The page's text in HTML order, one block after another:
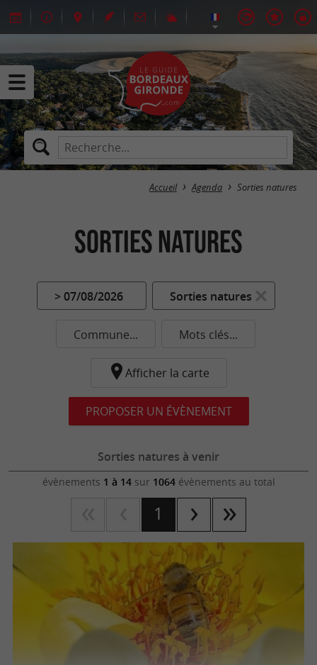
Accueil Agenda Sorties natures
Sorties natures
> 07/08/2026 Sorties natures
Commune... Mots clés...
Afficher la carte
PROPOSER UN ÉVÈNEMENT
Sorties natures à venir
évènements 1 à 14sur 1064évènements au total
1